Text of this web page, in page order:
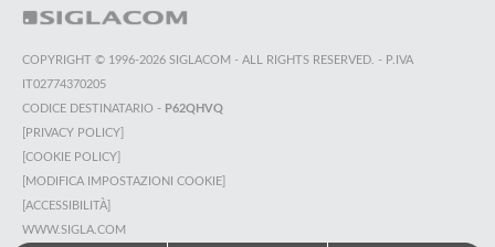
COPYRIGHT © 1996-2026 SIGLACOM - ALL RIGHTS RESERVED. - P.IVA
IT02774370205
CODICE DESTINATARIO - P62QHVQ
[PRIVACY POLICY]
[COOKIE POLICY]
[MODIFICA IMPOSTAZIONI COOKIE]
[ACCESSIBILITÀ]
WWW.SIGLA.COM